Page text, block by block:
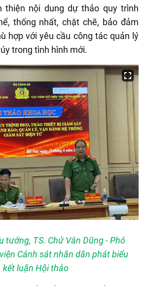
thiện nội dung dự thảo quy trình
thống nhất, chặt chẽ, bảo đảm
hợp với yêu cầu công tác quản lý
trong tình hình mới.
tướng, TS. Chử Văn Dũng - Phó
Cảnh sát nhân dân phát biểu
kết luận Hội thảo